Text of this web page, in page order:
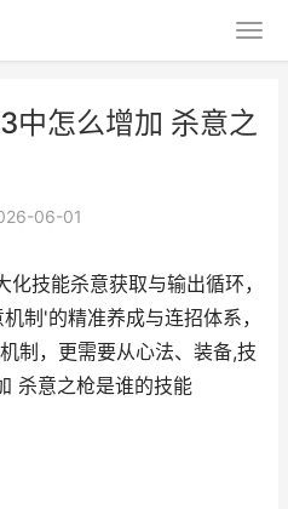
中怎么增加 杀意之
06-01
技能杀意获取与输出循环，
制'的精准养成与连招体系，
制，更需要从心法、装备,技
杀意之枪是谁的技能